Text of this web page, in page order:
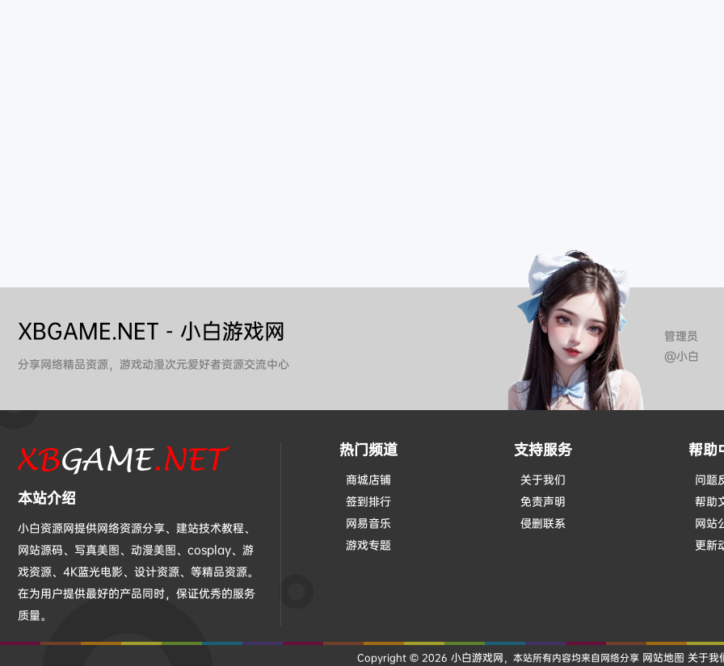
XBGAME.NET - 小白游戏网
分享网络精品资源，游戏动漫次元爱好者资源交流中心
管理员
@小白
本站介绍
小白资源网提供网络资源分享、建站技术教程、
网站源码、写真美图、动漫美图、cosplay、游
戏资源、4K蓝光电影、设计资源、等精品资源。
在为用户提供最好的产品同时，保证优秀的服务
质量。
热门频道
商城店铺
签到排行
网易音乐
游戏专题
支持服务
关于我们
免责声明
侵删联系
帮助
问题
帮助
网站
更新
Copyright © 2026 小白游戏网，本站所有内容均来自网络分享 网站地图 关于我